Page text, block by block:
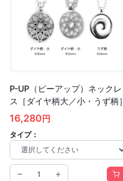
P-UP（ピーアップ）ネックレ
ス［ダイヤ柄大／小・うず柄］
16,280円
タイプ：